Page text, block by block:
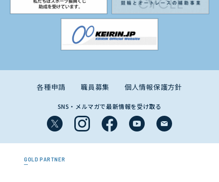
各種申請 職員募集 個人情報保護方針
SNS・メルマガで最新情報を受け取る
GOLD PARTNER